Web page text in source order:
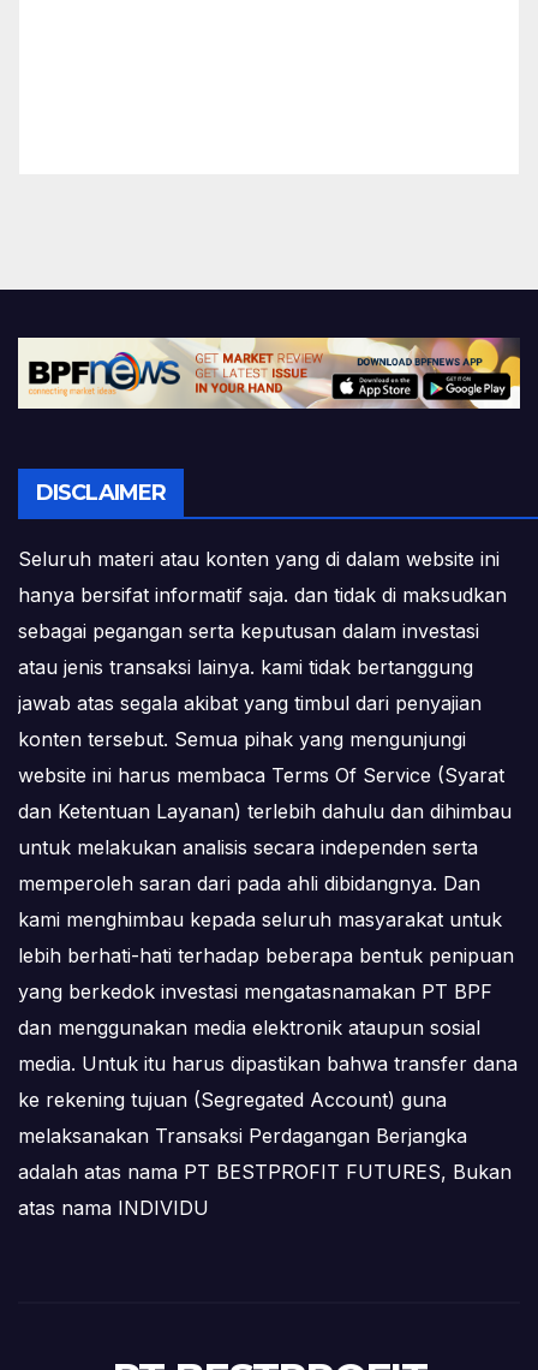
DISCLAIMER
Seluruh materi atau konten yang di dalam website ini
hanya bersifat informatif saja. dan tidak di maksudkan
sebagai pegangan serta keputusan dalam investasi
atau jenis transaksi lainya. kami tidak bertanggung
jawab atas segala akibat yang timbul dari penyajian
konten tersebut. Semua pihak yang mengunjungi
website ini harus membaca Terms Of Service (Syarat
dan Ketentuan Layanan) terlebih dahulu dan dihimbau
untuk melakukan analisis secara independen serta
memperoleh saran dari pada ahli dibidangnya. Dan
kami menghimbau kepada seluruh masyarakat untuk
lebih berhati-hati terhadap beberapa bentuk penipuan
yang berkedok investasi mengatasnamakan PT BPF
dan menggunakan media elektronik ataupun sosial
media. Untuk itu harus dipastikan bahwa transfer dana
ke rekening tujuan (Segregated Account) guna
melaksanakan Transaksi Perdagangan Berjangka
adalah atas nama PT BESTPROFIT FUTURES, Bukan
atas nama INDIVIDU